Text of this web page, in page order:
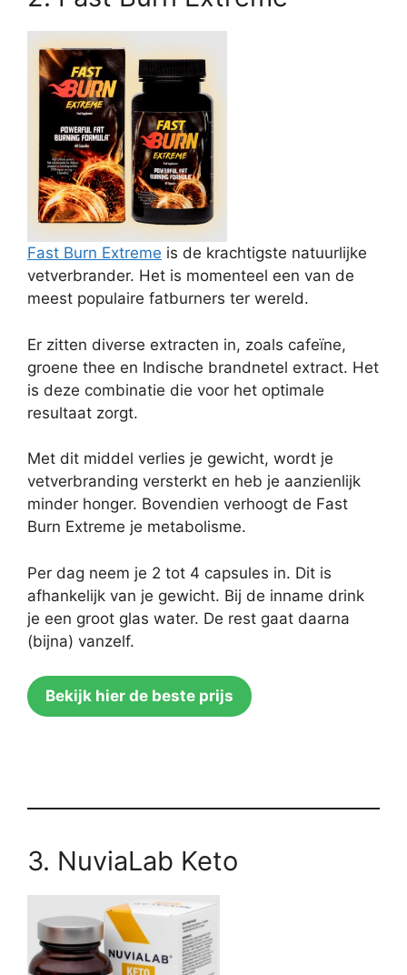
Fast Burn Extreme is de krachtigste natuurlijke
vetverbrander. Het is momenteel een van de
meest populaire fatburners ter wereld.
Er zitten diverse extracten in, zoals cafeïne,
groene thee en Indische brandnetel extract. Het
is deze combinatie die voor het optimale
resultaat zorgt.
Met dit middel verlies je gewicht, wordt je
vetverbranding versterkt en heb je aanzienlijk
minder honger. Bovendien verhoogt de Fast
Burn Extreme je metabolisme.
Per dag neem je 2 tot 4 capsules in. Dit is
afhankelijk van je gewicht. Bij de inname drink
je een groot glas water. De rest gaat daarna
(bijna) vanzelf.
Bekijk hier de beste prijs
3. NuviaLab Keto